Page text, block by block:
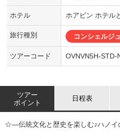
ホテル ホアビン ホテル
旅行種別 コンシェルジ
ツアーコード OVNVN5H-STD-
ツアー
ポイント
日程表
☆―伝統文化と歴史を楽しむ♪ハノ